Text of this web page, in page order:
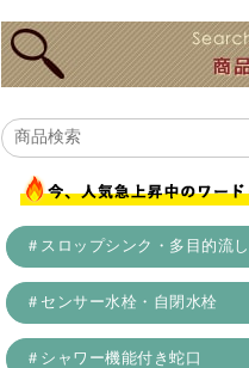
＃スロップシンク・多目的流し
＃センサー水栓・自閉水栓
＃シャワー機能付き蛇口